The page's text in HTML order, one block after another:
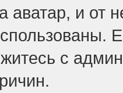
аватар, и от
с